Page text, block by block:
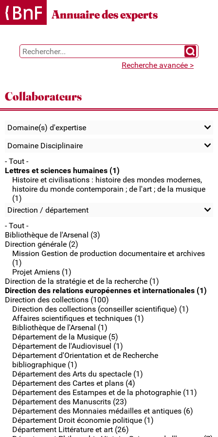
Gestion des cookies
Annuaire des experts
Chercher
Recherche avancée >
Collaborateurs
Domaine(s) d'expertise
Domaine Disciplinaire
- Tout -
Lettres et sciences humaines (1)
Histoire et civilisations : histoire des mondes modernes,
histoire du monde contemporain ; de l'art ; de la musique
(1)
Direction / département
- Tout -
Bibliothèque de l'Arsenal (3)
Direction générale (2)
Mission Gestion de production documentaire et archives
(1)
Projet Amiens (1)
Direction de la stratégie et de la recherche (1)
Direction des relations européennes et internationales (1)
Direction des collections (100)
Direction des collections (conseiller scientifique) (1)
Affaires scientifiques et techniques (1)
Bibliothèque de l'Arsenal (1)
Département de la Musique (5)
Département de l'Audiovisuel (1)
Département d'Orientation et de Recherche
bibliographique (1)
Département des Arts du spectacle (1)
Département des Cartes et plans (4)
Département des Estampes et de la photographie (11)
Département des Manuscrits (23)
Département des Monnaies médailles et antiques (6)
Département Droit économie politique (1)
Département Littérature et art (26)